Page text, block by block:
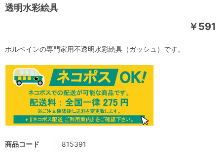
透明水彩絵具
￥591
商品コード 815391
ホルベインの専門家用不透明水彩絵具（ガッシュ）です。